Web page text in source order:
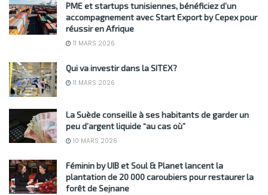
PME et startups tunisiennes, bénéficiez d’un
accompagnement avec Start Export by Cepex pour
réussir en Afrique
11 MARS 2026
Qui va investir dans la SITEX?
11 MARS 2026
La Suède conseille à ses habitants de garder un
peu d’argent liquide “au cas où”
10 MARS 2026
Féminin by UIB et Soul & Planet lancent la
plantation de 20 000 caroubiers pour restaurer la
forêt de Sejnane